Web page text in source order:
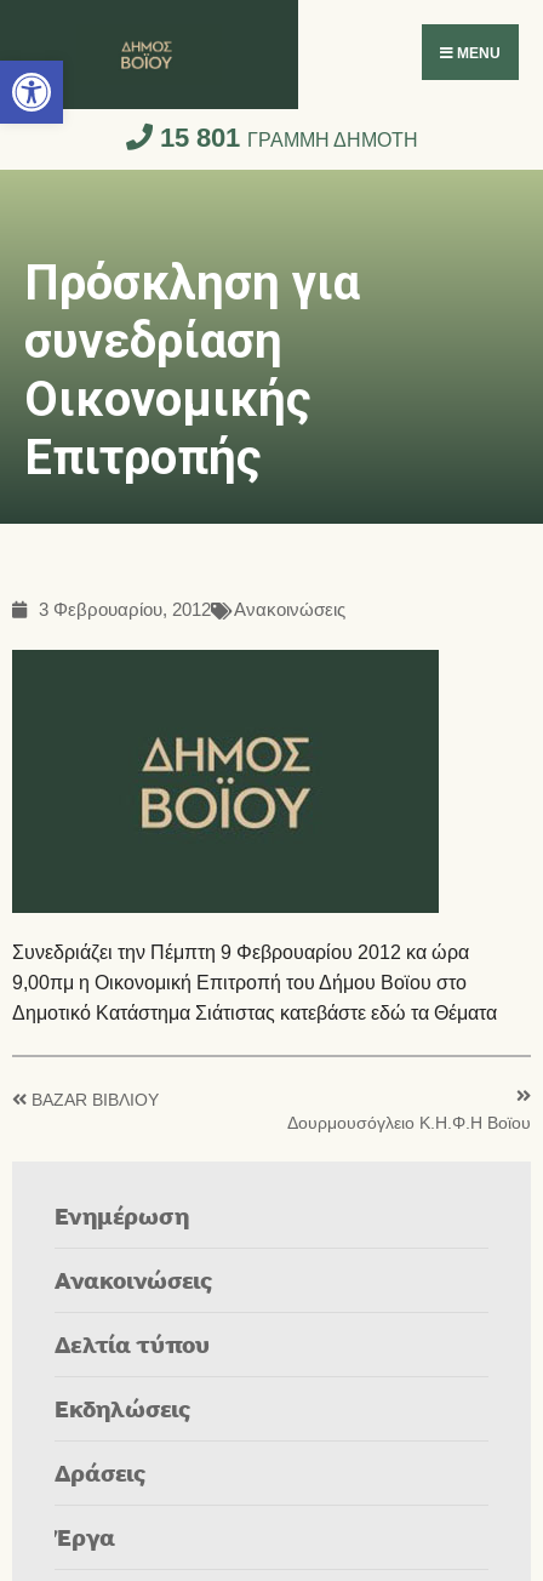
Ανοίξτε τη γραμμή εργαλείων
MENU
15 801 ΓΡΑΜΜΗ ΔΗΜΟΤΗ
Πρόσκληση για
συνεδρίαση
Οικονομικής
Επιτροπής
3 Φεβρουαρίου, 2012 Ανακοινώσεις
Συνεδριάζει την Πέμπτη 9 Φεβρουαρίου 2012 κα ώρα
9,00πμ η Οικονομική Επιτροπή του Δήμου Βοϊου στο
Δημοτικό Κατάστημα Σιάτιστας κατεβάστε εδώ ταΘέματα
BAZAR ΒΙΒΛΙΟΥ
Δουρμουσόγλειο Κ.Η.Φ.Η Βοϊου
Ενημέρωση
Ανακοινώσεις
Δελτία τύπου
Εκδηλώσεις
Δράσεις
Έργα